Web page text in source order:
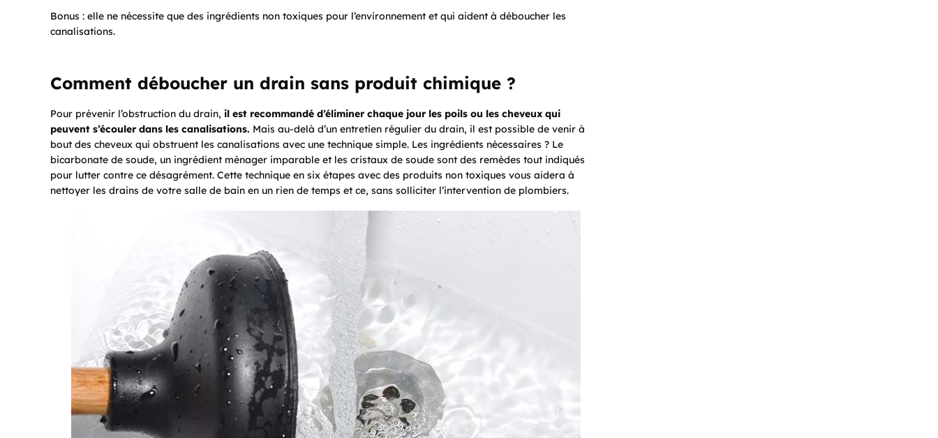
Bonus : elle ne nécessite que des ingrédients non toxiques pour l’environnement et qui aident à déboucher les
canalisations.
Comment déboucher un drain sans produit chimique ?
Pour prévenir l’obstruction du drain, il est recommandé d’éliminer chaque jour les poils ou les cheveux qui
peuvent s’écouler dans les canalisations. Mais au-delà d’un entretien régulier du drain, il est possible de venir à
bout des cheveux qui obstruent les canalisations avec une technique simple. Les ingrédients nécessaires ? Le
bicarbonate de soude, un ingrédient ménager imparable et les cristaux de soude sont des remèdes tout indiqués
pour lutter contre ce désagrément. Cette technique en six étapes avec des produits non toxiques vous aidera à
nettoyer les drains de votre salle de bain en un rien de temps et ce, sans solliciter l’intervention de plombiers.